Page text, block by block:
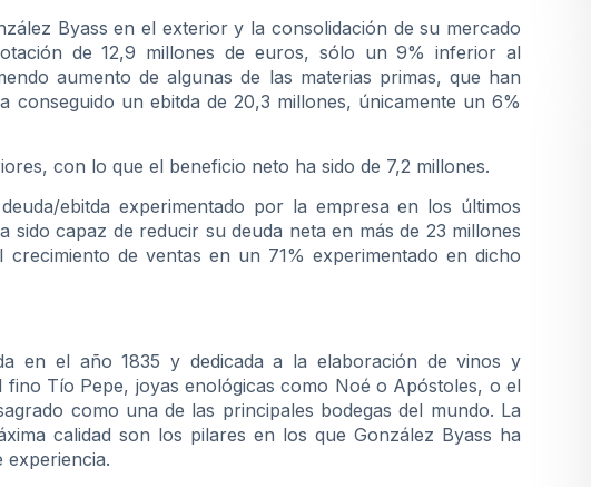
Byass en el exterior y la consolidación de su mercado
de 12,9 millones de euros, sólo un 9% inferior al
aumento de algunas de las materias primas, que han
conseguido un ebitda de 20,3 millones, únicamente un 6%
con lo que el beneficio neto ha sido de 7,2 millones.
ebitda experimentado por la empresa en los últimos
sido capaz de reducir su deuda neta en más de 23 millones
de ventas en un 71% experimentado en dicho
en el año 1835 y dedicada a la elaboración de vinos y
Tío Pepe, joyas enológicas como Noé o Apóstoles, o el
como una de las principales bodegas del mundo. La
calidad son los pilares en los que González Byass ha
experiencia.